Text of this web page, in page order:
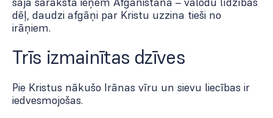
dēļ, daudzi afgāņi par Kristu uzzina tieši no
irāņiem.
Trīs izmainītas dzīves
Pie Kristus nākušo Irānas vīru un sievu liecības ir
iedvesmojošas.